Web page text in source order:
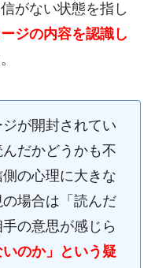
がない状態を指し
ジの内容を認識し
が開封されてい
だかどうかも不
の心理に大きな
場合は「読んだ
の意思が感じら
いのか」という疑